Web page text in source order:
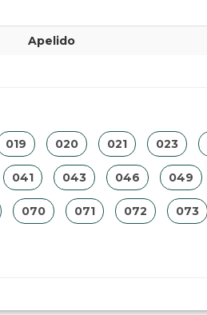
Apelido
019 020 021 023
041 043 046 049
070 071 072 073